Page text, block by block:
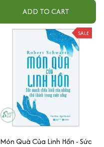
ADD TO CART
SALE
Món Quà Của Linh Hồn - Sức